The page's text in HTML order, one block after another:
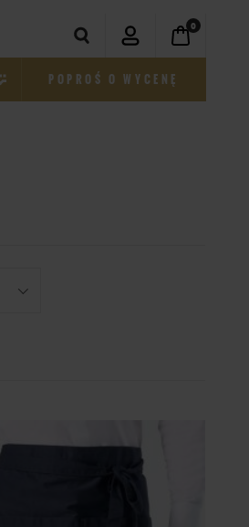
0
POPROŚ O WYCENĘ